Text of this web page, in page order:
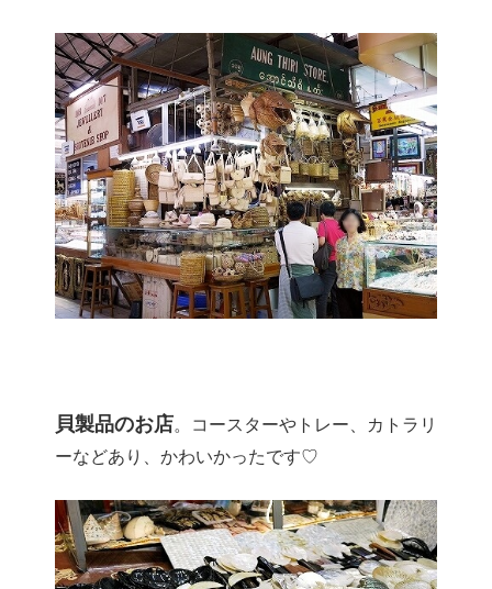
貝製品のお店。コースターやトレー、カトラリ
ーなどあり、かわいかったです♡